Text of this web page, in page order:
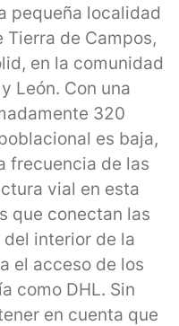
pequeña localidad
Tierra de Campos,
en la comunidad
León. Con una
320
es baja,
frecuencia de las
vial en esta
que conectan las
interior de la
el acceso de los
como DHL. Sin
en cuenta que